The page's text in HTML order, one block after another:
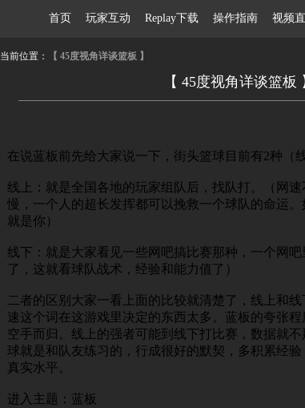
首页 玩家互动 Replay下载 操作指南 视频
当前位置： 【 45度视角详谈篮板 】
【 45度视角详谈篮板
在说蓝板前先给大家说一下，街头篮球目前有2种（
线上：就是全国各地的玩家组队后，找队打。（网
慢，一个人的超长发挥都可以挽救一个球队的命运
就是你）
线下：就是大家看见一些网吧搞比赛那种，一个网
了，这就看球队战术，经验和能力值了）
二者的区别大家一看上面的比较就清楚了，线上和
速这个词在这游戏里决定的东西太多。蓝板的夸张
空手而归。线上的强者可能到线下打比赛，数据就不
球就是和队友练习的，行成很好的默契，多积累经
真实水平。
进入主题：蓝板